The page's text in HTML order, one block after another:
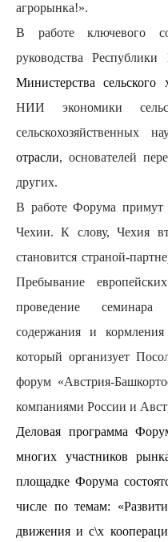
агрорынка!».
В работе ключевого
руководства Республики
Министерства сельского
НИИ экономики
сельскохозяйственных
отрасли, основателей
других.
В работе Форума примут
Чехии. К слову, Чехия
становится страной-
Пребывание
проведение семинара
содержания и кормления
который организует
форум «Австрия-
компаниями России и
Деловая программа
многих участников
площадке Форума
числе по темам:
движения и с\х